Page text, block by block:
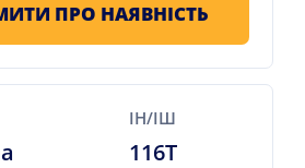
ПРО НАЯВНІСТЬ
ІН/ІШ
116T